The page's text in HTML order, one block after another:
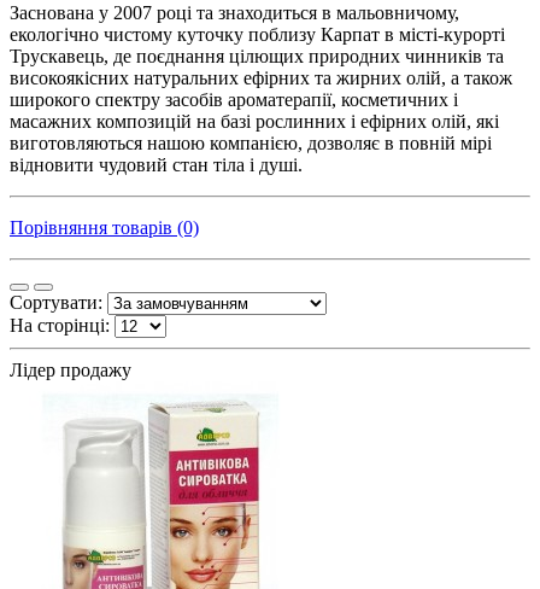
Заснована у 2007 році та знаходиться в мальовничому,
екологічно чистому куточку поблизу Карпат в місті-курорті
Трускавець, де поєднання цілющих природних чинників та
високоякісних натуральних ефірних та жирних олій, а також
широкого спектру засобів ароматерапії, косметичних і
масажних композицій на базі рослинних і ефірних олій, які
виготовляються нашою компанією, дозволяє в повній мірі
відновити чудовий стан тіла і душі.
Порівняння товарів (0)
Сортувати:
На сторінці:
Лідер продажу